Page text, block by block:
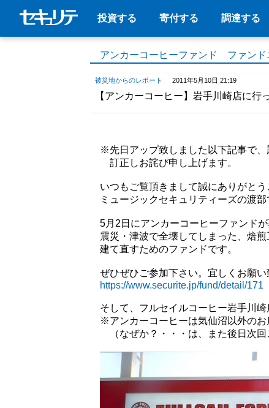
投資する 寄付する 調達する
アンカーコーヒーファンド ファンド
被災地からのレポート 2011年5月10日 21:19
【アンカーコーヒー】岩手川崎店に行
※先日アップ致しました以下記事で、
訂正しお詫び申し上げます。
いつもご覧頂きまして誠にありがとう
ミュージックセキュリティーズの渡部
5月2日にアンカーコーヒーファンドが
震災・津波で全壊してしまった、焙
建て直すためのファンドです。
ぜひぜひご参加下さい。宜しくお願い
https://www.securite.jp/fund/detail/171
そして、フルセイルコーヒー岩手川崎
※アンカーコーヒーは気仙沼以外のお
（なぜか？・・・は、また後日次回